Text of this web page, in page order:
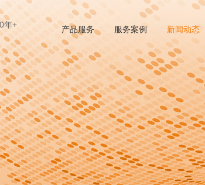
年+ 新闻动态
服务案例
产品服务